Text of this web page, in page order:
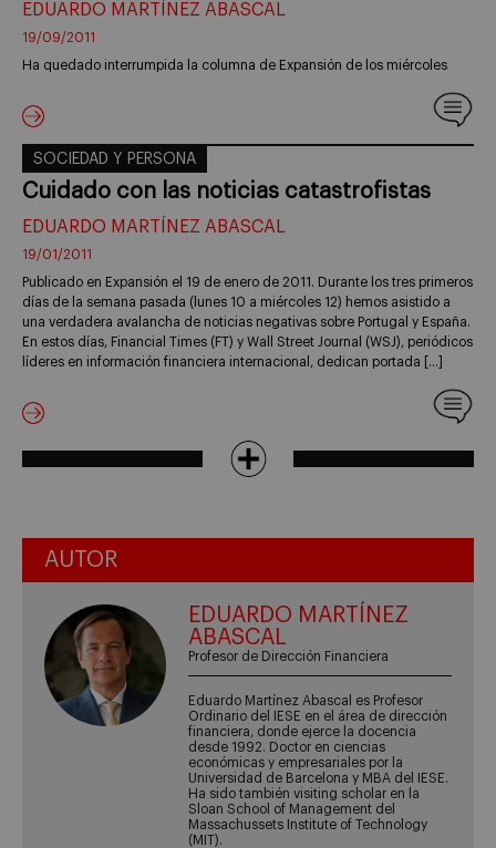
EDUARDO MARTÍNEZ ABASCAL
19/09/2011
Ha quedado interrumpida la columna de Expansión de los miércoles
SOCIEDAD Y PERSONA
Cuidado con las noticias catastrofistas
EDUARDO MARTÍNEZ ABASCAL
19/01/2011
Publicado en Expansión el 19 de enero de 2011. Durante los tres primeros
días de la semana pasada (lunes 10 a miércoles 12) hemos asistido a
una verdadera avalancha de noticias negativas sobre Portugal y España.
En estos días, Financial Times (FT) y Wall Street Journal (WSJ), periódicos
líderes en información financiera internacional, dedican portada […]
AUTOR
EDUARDO MARTÍNEZ
ABASCAL
Profesor de Dirección Financiera
Eduardo Martínez Abascal es Profesor
Ordinario del IESE en el área de dirección
financiera, donde ejerce la docencia
desde 1992. Doctor en ciencias
económicas y empresariales por la
Universidad de Barcelona y MBA del IESE.
Ha sido también visiting scholar en la
Sloan School of Management del
Massachussets Institute of Technology
(MIT).